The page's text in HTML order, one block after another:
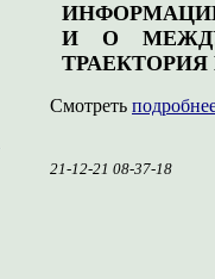
И О
Смотреть
21-12-21 08-37-18